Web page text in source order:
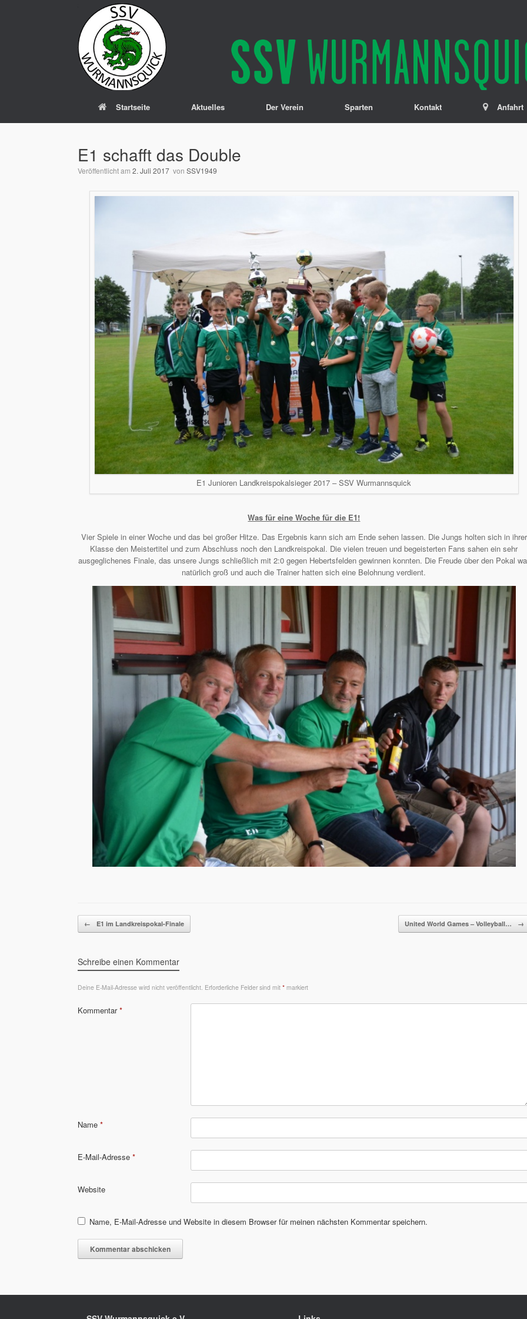
Startseite Aktuelles Der Verein Sparten Kontakt Anfahrt
E1 schafft das Double
Veröffentlicht am 2. Juli 2017 von SSV1949
E1 Junioren Landkreispokalsieger 2017 – SSV Wurmannsquick
Was für eine Woche für die E1!
Vier Spiele in einer Woche und das bei großer Hitze. Das Ergebnis kann sich am Ende sehen lassen. Die Jungs holten sich in ihrer
Klasse den Meistertitel und zum Abschluss noch den Landkreispokal. Die vielen treuen und begeisterten Fans sahen ein sehr
ausgeglichenes Finale, das unsere Jungs schließlich mit 2:0 gegen Hebertsfelden gewinnen konnten. Die Freude über den Pokal
natürlich groß und auch die Trainer hatten sich eine Belohnung verdient.
Beitragsnavigation
← E1 im Landkreispokal-Finale United World Games – Volleyball… →
Schreibe einen Kommentar
Deine E-Mail-Adresse wird nicht veröffentlicht. Erforderliche Felder sind mit * markiert
Kommentar*
Name *
E-Mail-Adresse *
Website
Name, E-Mail-Adresse und Website in diesem Browser für meinen nächsten Kommentar speichern.